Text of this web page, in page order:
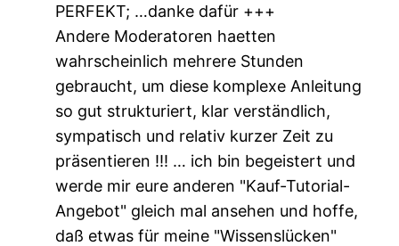
PERFEKT; …danke dafür +++
Andere Moderatoren haetten
wahrscheinlich mehrere Stunden
gebraucht, um diese komplexe Anleitung
so gut strukturiert, klar verständlich,
sympatisch und relativ kurzer Zeit zu
präsentieren !!! … ich bin begeistert und
werde mir eure anderen "Kauf-Tutorial-
Angebot" gleich mal ansehen und hoffe,
daß etwas für meine "Wissenslücken"